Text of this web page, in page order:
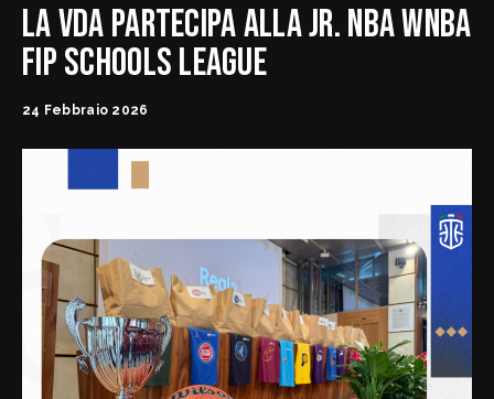
La VdA partecipa alla Jr. NBA WNBA
FIP Schools League
24 Febbraio 2026